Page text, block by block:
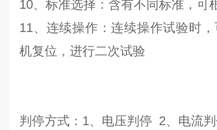
10、标准选择：含有不同标准，可
11、连续操作：连续操作试验时
机复位，进行二次试验
判停方式：1、电压判停 2、电流